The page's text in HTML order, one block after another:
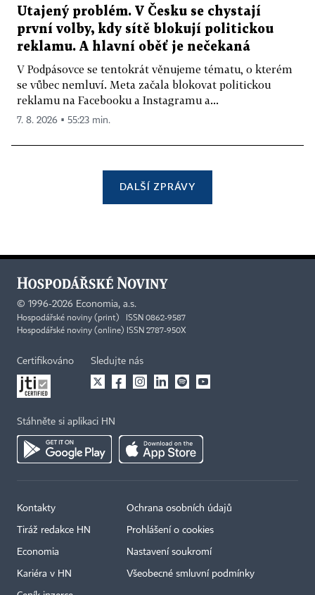
Utajený problém. V Česku se chystají
první volby, kdy sítě blokují politickou
reklamu. A hlavní oběť je nečekaná
V Podpásovce se tentokrát věnujeme tématu, o kterém
se vůbec nemluví. Meta začala blokovat politickou
reklamu na Facebooku a Instagramu a...
7. 8. 2026 ▪ 55:23 min.
DALŠÍ ZPRÁVY
© 1996-2026 Economia, a.s.
Hospodářské noviny (print) ISSN 0862-9587
Hospodářské noviny (online) ISSN 2787-950X
Certifikováno Sledujte nás
Stáhněte si aplikaci HN
Kontakty
Tiráž redakce HN
Economia
Kariéra v HN
Ochrana osobních údajů
Prohlášení o cookies
Nastavení soukromí
Všeobecné smluvní podmínky